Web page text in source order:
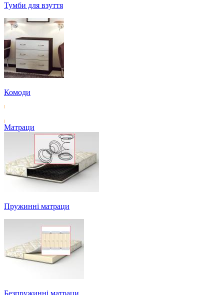
Тумби для взуття
Комоди
Матраци
Пружинні матраци
Безпружинні матраци